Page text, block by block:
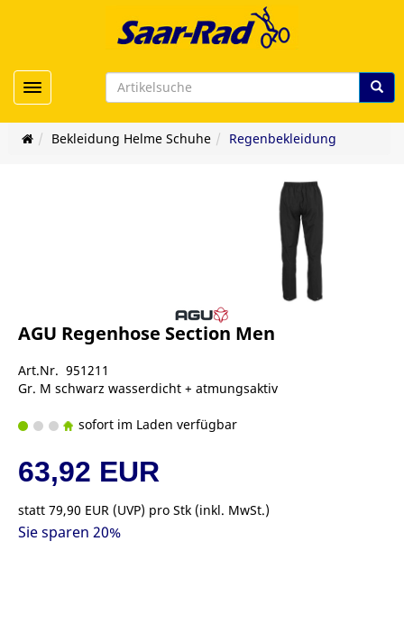
Toggle navigation
Bekleidung Helme Schuhe Regenbekleidung
AGU Regenhose Section Men
Art.Nr. 951211
Gr. M schwarz wasserdicht + atmungsaktiv
sofort im Laden verfügbar
63,92 EUR
statt 79,90 EUR (UVP) pro Stk (inkl. MwSt.)
Sie sparen 20%